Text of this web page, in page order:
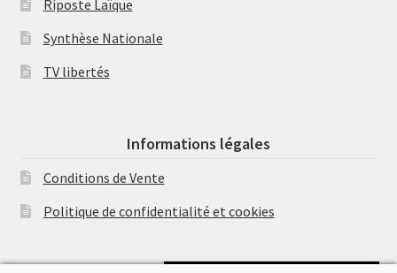
Riposte Laïque
Synthèse Nationale
TV libertés
Informations légales
Conditions de Vente
Politique de confidentialité et cookies